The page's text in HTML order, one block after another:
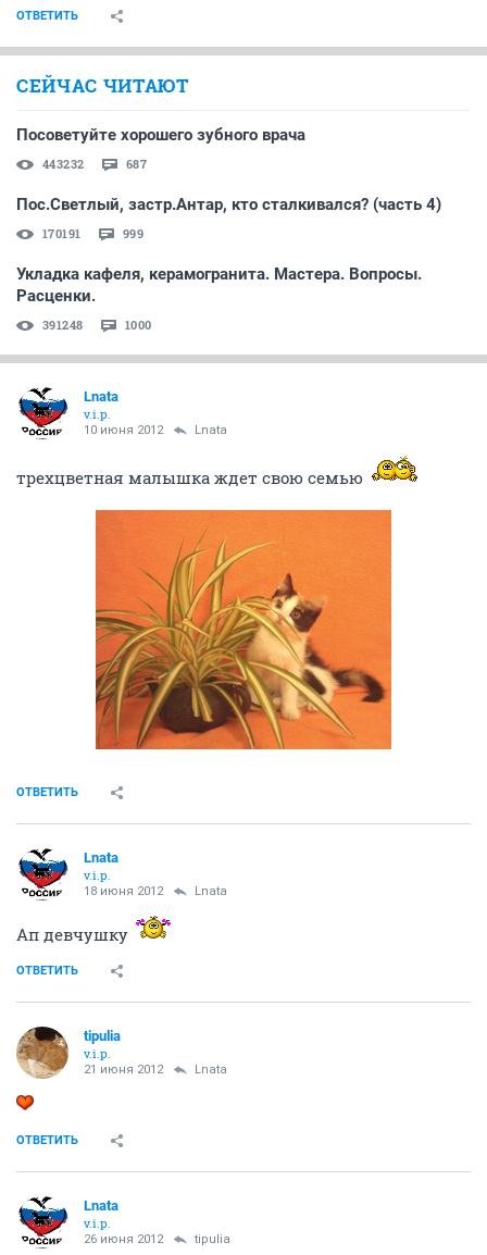
ОТВЕТИТЬ
СЕЙЧАС ЧИТАЮТ
Посоветуйте хорошего зубного врача
443232 687
Пос.Светлый, застр.Антар, кто сталкивался? (часть 4)
170191 999
Укладка кафеля, керамогранита. Мастера. Вопросы.
Расценки.
391248 1000
Lnata
v.i.p.
10 июня 2012 Lnata
трехцветная малышка ждет свою семью
ОТВЕТИТЬ
Lnata
v.i.p.
18 июня 2012 Lnata
Ап девчушку
ОТВЕТИТЬ
tipulia
v.i.p.
21 июня 2012 Lnata
ОТВЕТИТЬ
Lnata
v.i.p.
26 июня 2012 tipulia